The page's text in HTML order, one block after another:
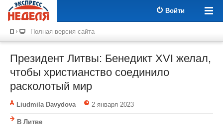
Войти
Полная версия сайта
Президент Литвы: Бенедикт XVI желал,
чтобы христианство соединило
расколотый мир
Liudmila Davydova 2 января 2023
В Литве